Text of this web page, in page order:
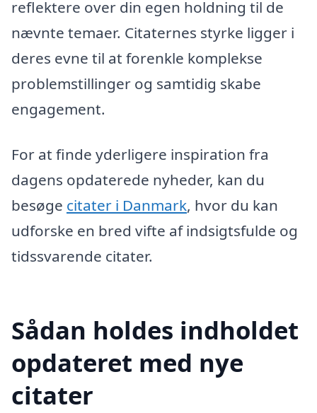
reflektere over din egen holdning til de
nævnte temaer. Citaternes styrke ligger i
deres evne til at forenkle komplekse
problemstillinger og samtidig skabe
engagement.
For at finde yderligere inspiration fra
dagens opdaterede nyheder, kan du
besøge citater i Danmark, hvor du kan
udforske en bred vifte af indsigtsfulde og
tidssvarende citater.
Sådan holdes indholdet
opdateret med nye
citater